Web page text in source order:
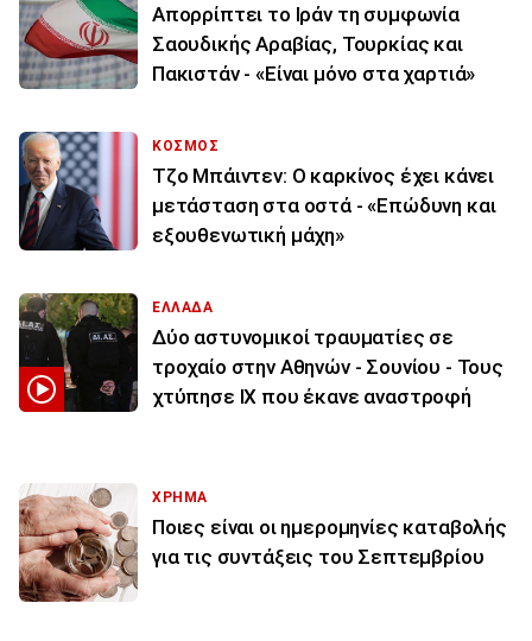
Απορρίπτει το Ιράν τη συμφωνία
Σαουδικής Αραβίας, Τουρκίας και
Πακιστάν - «Είναι μόνο στα χαρτιά»
ΚΟΣΜΟΣ
Τζο Μπάιντεν: Ο καρκίνος έχει κάνει
μετάσταση στα οστά - «Επώδυνη και
εξουθενωτική μάχη»
ΕΛΛΑΔΑ
Δύο αστυνομικοί τραυματίες σε
τροχαίο στην Αθηνών - Σουνίου - Τους
χτύπησε ΙΧ που έκανε αναστροφή
ΧΡΗΜΑ
Ποιες είναι οι ημερομηνίες καταβολής
για τις συντάξεις του Σεπτεμβρίου